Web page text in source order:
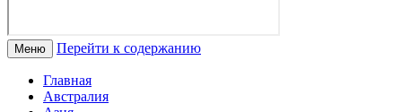
Меню Перейти к содержанию
Главная
Австралия